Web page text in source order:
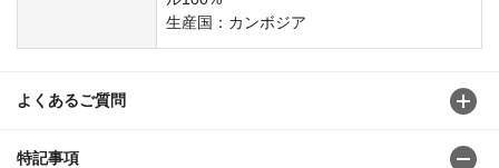
生産国：カンボジア
よくあるご質問
特記事項